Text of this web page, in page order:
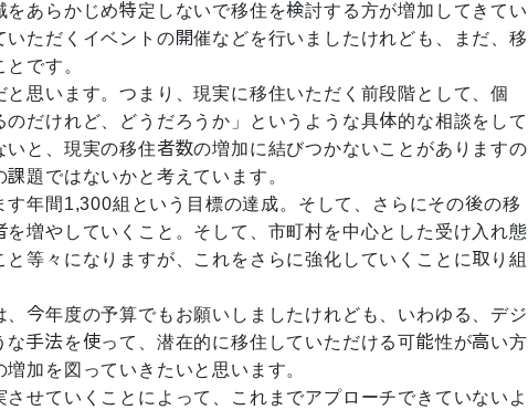
あらかじめ特定しないで移住を検討する方が増加してきてい
ただくイベントの開催などを行いましたけれども、まだ、移
です。
思います。つまり、現実に移住いただく前段階として、個
だけれど、どうだろうか」というような具体的な相談をして
と、現実の移住者数の増加に結びつかないことがありますの
題ではないかと考えています。
年間1,300組という目標の達成。そして、さらにその後の移
増やしていくこと。そして、市町村を中心とした受け入れ態
等々になりますが、これをさらに強化していくことに取り組
今年度の予算でもお願いしましたけれども、いわゆる、デジ
手法を使って、潜在的に移住していただける可能性が高い方
加を図っていきたいと思います。
せていくことによって、これまでアプローチできていないよ